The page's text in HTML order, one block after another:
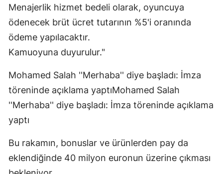
Menajerlik hizmet bedeli olarak, oyuncuya
ödenecek brüt ücret tutarının %5'i oranında
ödeme yapılacaktır.
Kamuoyuna duyurulur."
Mohamed Salah ''Merhaba'' diye başladı: İmza
töreninde açıklama yaptıMohamed Salah
''Merhaba'' diye başladı: İmza töreninde açıklama
yaptı
Bu rakamın, bonuslar ve ürünlerden pay da
eklendiğinde 40 milyon euronun üzerine çıkması